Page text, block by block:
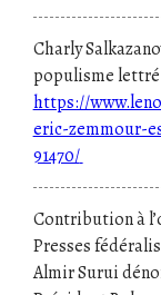
Charly
populisme lettré
https://
eric-zemmour-
91470/
Contribution à
Presses
Almir Surui